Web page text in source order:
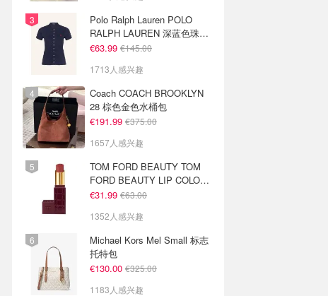
Polo Ralph Lauren POLO
RALPH LAUREN 深蓝色珠地
布 Polo衫
€63.99 €145.00
1713人感兴趣
Coach COACH BROOKLYN
28 棕色金色水桶包
€191.99 €375.00
1657人感兴趣
TOM FORD BEAUTY TOM
FORD BEAUTY LIP COLOR
SATIN MATTE 裸玫瑰口红
€31.99 €63.00
1352人感兴趣
Michael Kors Mel Small 标志
托特包
€130.00 €325.00
1183人感兴趣